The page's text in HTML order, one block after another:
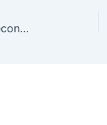
Hotéis com Alma: 5 dicas para se reconectar em julho